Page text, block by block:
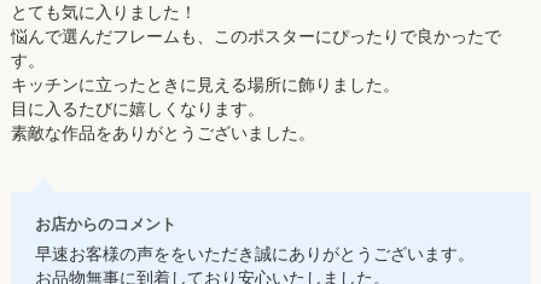
とても気に入りました！
悩んで選んだフレームも、このポスターにぴったりで良かったで
す。
キッチンに立ったときに見える場所に飾りました。
目に入るたびに嬉しくなります。
素敵な作品をありがとうございました。
お店からのコメント
早速お客様の声ををいただき誠にありがとうございます。
お品物無事に到着しており安心いたしました。